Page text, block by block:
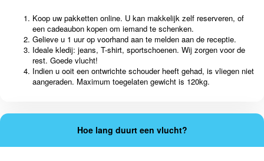
Koop uw pakketten online. U kan makkelijk zelf reserveren, of
een cadeaubon kopen om iemand te schenken.
Gelieve u 1 uur op voorhand aan te melden aan de receptie.
Ideale kledij: jeans, T-shirt, sportschoenen. Wij zorgen voor de
rest. Goede vlucht!
Indien u ooit een ontwrichte schouder heeft gehad, is vliegen niet
aangeraden. Maximum toegelaten gewicht is 120kg.
Hoe lang duurt een vlucht?